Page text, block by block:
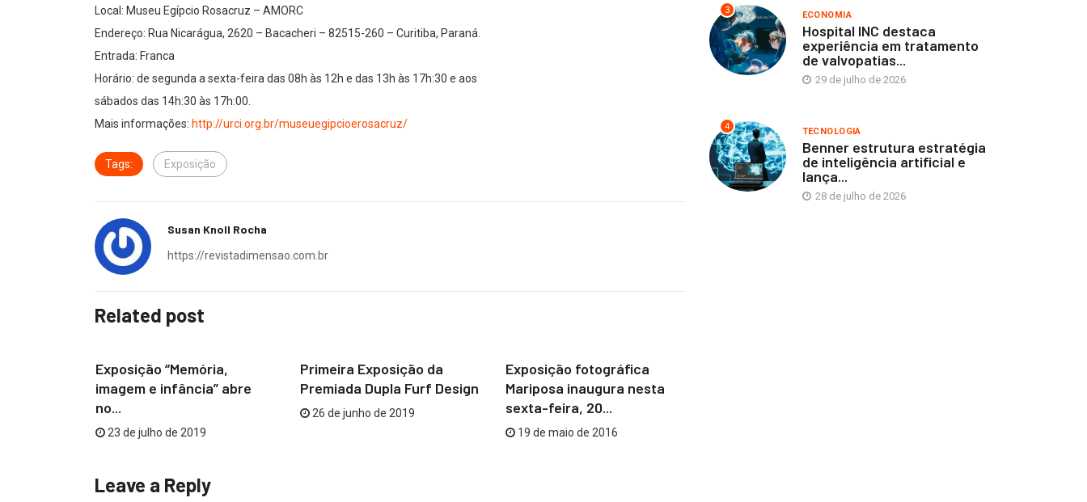
Local: Museu Egípcio Rosacruz – AMORC
Endereço: Rua Nicarágua, 2620 – Bacacheri – 82515-260 – Curitiba, Paraná.
Entrada: Franca
Horário: de segunda a sexta-feira das 08h às 12h e das 13h às 17h:30 e aos
sábados das 14h:30 às 17h:00.
Mais informações: http://urci.org.br/museuegipcioerosacruz/
Tags: Exposição
Susan Knoll Rocha
https://revistadimensao.com.br
Related post
CESAR FRANCO
Exposição “Memória,
imagem e infância” abre
no...
23 de julho de 2019
Primeira Exposição da
Premiada Dupla Furf Design
26 de junho de 2019
Exposição fotográfica
Mariposa inaugura nesta
sexta-feira, 20...
19 de maio de 2016
Leave a Reply
3 ECONOMIA
Hospital INC destaca
experiência em tratamento
de valvopatias...
29 de julho de 2026
4 TECNOLOGIA
Benner estrutura estratégia
de inteligência artificial e
lança...
28 de julho de 2026